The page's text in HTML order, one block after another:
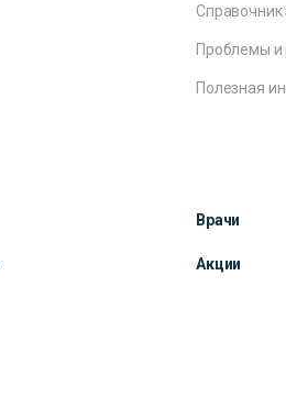
Справочник
Проблемы
Полезная
Врачи
Акции